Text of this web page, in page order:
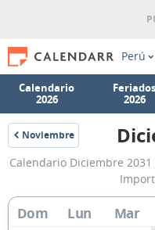
Perú
Calendario
2026
Feriados
2026
Noviembre
2031
Calendario Diciembre 2031
Dom Lun Mar